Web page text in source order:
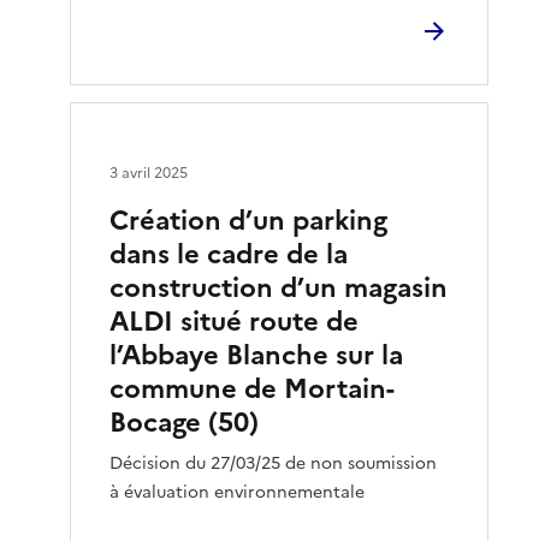
Création d’un parking
dans le cadre de la
construction d’un magasin
ALDI situé route de
l’Abbaye Blanche sur la
commune de Mortain-
Bocage (50)
Décision du 27/03/25 de non soumission
à évaluation environnementale
3 avril 2025